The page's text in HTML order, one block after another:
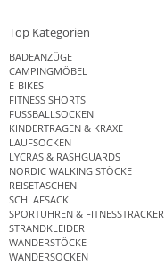
Top Kategorien
BADEANZÜGE
CAMPINGMÖBEL
E-BIKES
FITNESS SHORTS
FUSSBALLSOCKEN
KINDERTRAGEN & KRAXE
LAUFSOCKEN
LYCRAS & RASHGUARDS
NORDIC WALKING STÖCKE
REISETASCHEN
SCHLAFSACK
SPORTUHREN & FITNESSTRACKER
STRANDKLEIDER
WANDERSTÖCKE
WANDERSOCKEN